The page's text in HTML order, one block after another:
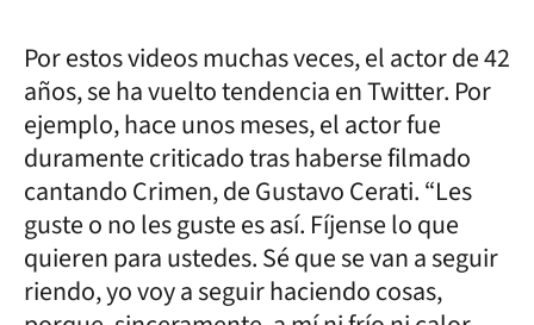
Por estos videos muchas veces, el actor de 42
años, se ha vuelto tendencia en Twitter. Por
ejemplo, hace unos meses, el actor fue
duramente criticado tras haberse filmado
cantando Crimen, de Gustavo Cerati. “Les
guste o no les guste es así. Fíjense lo que
quieren para ustedes. Sé que se van a seguir
riendo, yo voy a seguir haciendo cosas,